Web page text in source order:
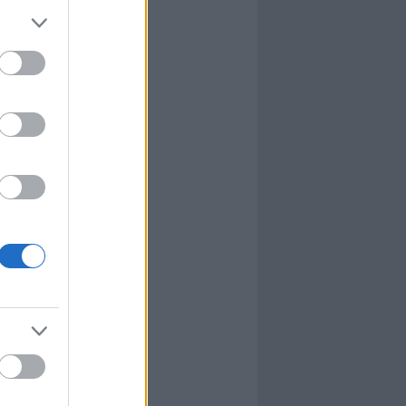
kis falunk
Mix
közt
TV
Takács Gábor
sorozat